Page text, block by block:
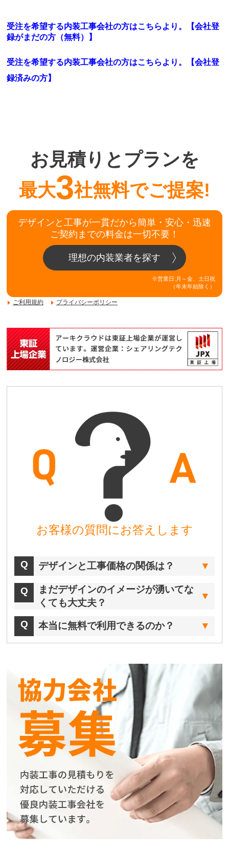
受注を希望する内装工事会社の方はこちらより。【会社登
録がまだの方（無料）】
受注を希望する内装工事会社の方はこちらより。
【会社登
録済みの方】
お見積りとプランを
最大3社無料でご提案!
デザインと工事が一貫だから簡単・安心・迅速
ご契約までの料金は一切不要！
理想の内装業者を探す
※営業日:月～金、土日祝
（年末年始除く）
ご利用規約 プライバシーポリシー
お客様の質問にお答えします
デザインと工事価格の関係は？
まだデザインのイメージが湧いてな
くても大丈夫？
本当に無料で利用できるのか？